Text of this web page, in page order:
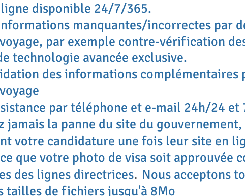
disponible 24/7/365.
manquantes/incorrectes par
par exemple contre-vérification
technologie avancée exclusive.
des informations complémentaires
par téléphone et e-mail 24h/24 et
jamais la panne du site du
votre candidature une fois leur site en
que votre photo de visa soit approuvée
des lignes directrices​. Nous acceptons
tailles de fichiers jusqu'à 8Mo